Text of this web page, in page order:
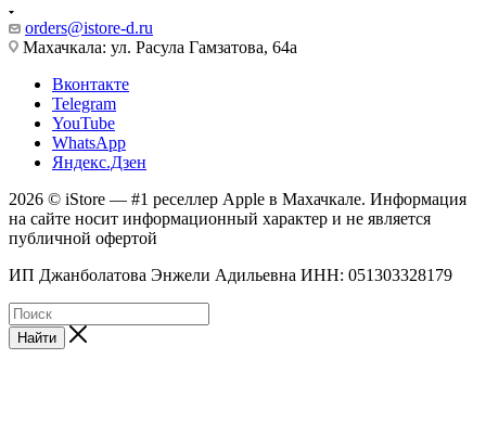
orders@istore-d.ru
Махачкала: ул. Расула Гамзатова, 64а
Вконтакте
Telegram
YouTube
WhatsApp
Яндекс.Дзен
2026 © iStore — #1 реселлер Apple в Махачкале. Информация
на сайте носит информационный характер и не является
публичной офертой
ИП Джанболатова Энжели Адильевна ИНН: 051303328179
Найти